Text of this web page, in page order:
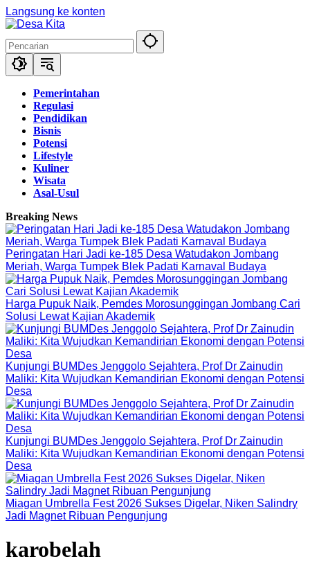
Langsung ke konten
Pemerintahan
Regulasi
Pendidikan
Bisnis
Potensi
Lifestyle
Kuliner
Wisata
Asal-Usul
Breaking News
Peringatan Hari Jadi ke-185 Desa Watudakon Jombang
Meriah, Warga Tumpek Blek Padati Karnaval Budaya
Harga Pupuk Naik, Pemdes Morosunggingan Jombang Cari
Solusi Lewat Kajian Akademik
Kunjungi BUMDes Jenggolo Sejahtera, Prof Dr Zainudin
Maliki: Kita Wujudkan Kemandirian Ekonomi dengan Potensi
Desa
Kunjungi BUMDes Jenggolo Sejahtera, Prof Dr Zainudin
Maliki: Kita Wujudkan Kemandirian Ekonomi dengan Potensi
Desa
Miagan Umbrella Fest 2026 Sukses Digelar, Niken Salindry
Jadi Magnet Ribuan Pengunjung
karobelah